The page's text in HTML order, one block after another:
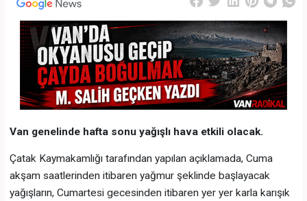
Van genelinde hafta sonu yağışlı hava etkili olacak.
Çatak Kaymakamlığı tarafından yapılan açıklamada, Cuma
akşam saatlerinden itibaren yağmur şeklinde başlayacak
yağışların, Cumartesi gecesinden itibaren yer yer karla karışık